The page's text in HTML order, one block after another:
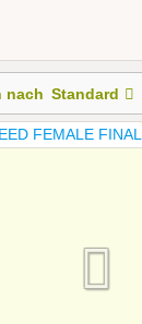
nach Standard